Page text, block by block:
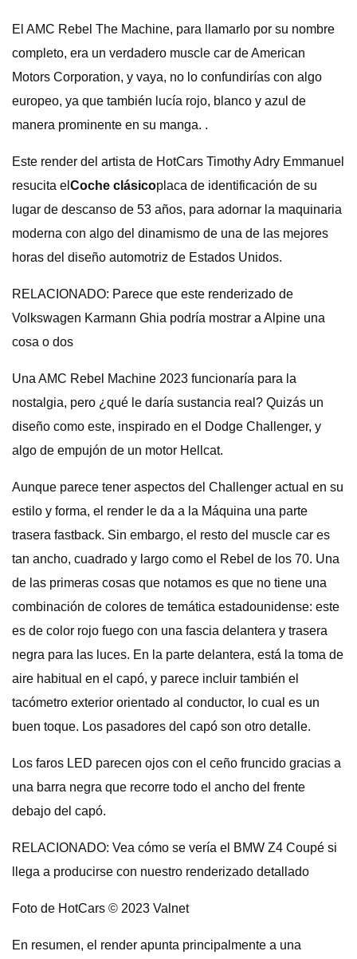
El AMC Rebel The Machine, para llamarlo por su nombre
completo, era un verdadero muscle car de American
Motors Corporation, y vaya, no lo confundirías con algo
europeo, ya que también lucía rojo, blanco y azul de
manera prominente en su manga. .
Este render del artista de HotCars Timothy Adry Emmanuel
resucita el Coche clásicoplaca de identificación de su
lugar de descanso de 53 años, para adornar la maquinaria
moderna con algo del dinamismo de una de las mejores
horas del diseño automotriz de Estados Unidos.
RELACIONADO: Parece que este renderizado de
Volkswagen Karmann Ghia podría mostrar a Alpine una
cosa o dos
Una AMC Rebel Machine 2023 funcionaría para la
nostalgia, pero ¿qué le daría sustancia real? Quizás un
diseño como este, inspirado en el Dodge Challenger, y
algo de empujón de un motor Hellcat.
Aunque parece tener aspectos del Challenger actual en su
estilo y forma, el render le da a la Máquina una parte
trasera fastback. Sin embargo, el resto del muscle car es
tan ancho, cuadrado y largo como el Rebel de los 70. Una
de las primeras cosas que notamos es que no tiene una
combinación de colores de temática estadounidense: este
es de color rojo fuego con una fascia delantera y trasera
negra para las luces. En la parte delantera, está la toma de
aire habitual en el capó, y parece incluir también el
tacómetro exterior orientado al conductor, lo cual es un
buen toque. Los pasadores del capó son otro detalle.
Los faros LED parecen ojos con el ceño fruncido gracias a
una barra negra que recorre todo el ancho del frente
debajo del capó.
RELACIONADO: Vea cómo se vería el BMW Z4 Coupé si
llega a producirse con nuestro renderizado detallado
Foto de HotCars © 2023 Valnet
En resumen, el render apunta principalmente a una